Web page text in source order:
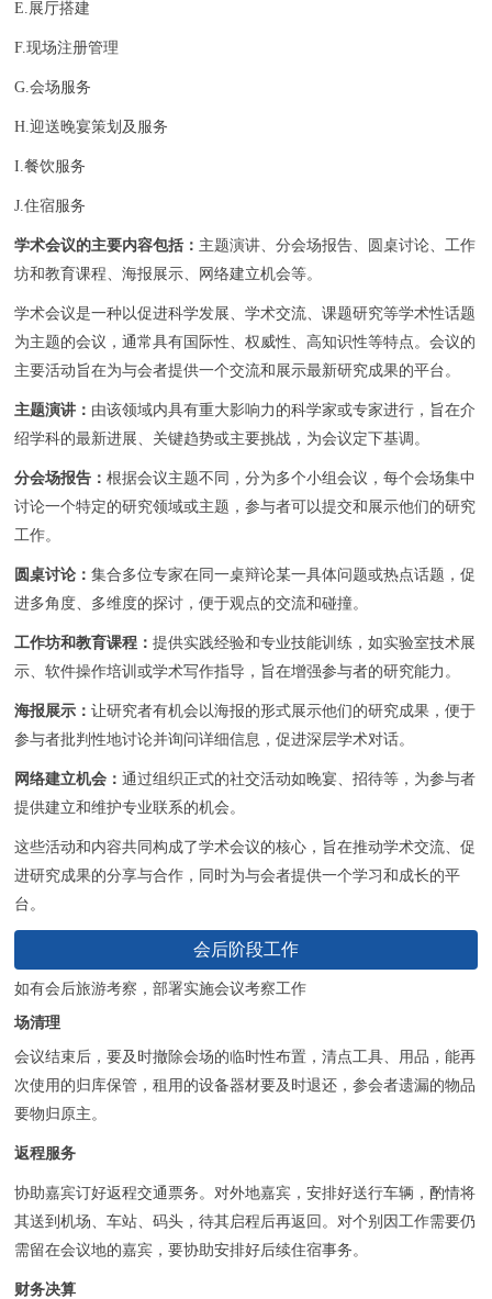
E.展厅搭建
F.现场注册管理
G.会场服务
H.迎送晚宴策划及服务
I.餐饮服务
J.住宿服务
学术会议的主要内容包括： 主题演讲、分会场报告、圆桌讨论、工作
坊和教育课程、海报展示、网络建立机会等。
学术会议是一种以促进科学发展、学术交流、课题研究等学术性话题
为主题的会议，通常具有国际性、权威性、高知识性等特点。会议的
主要活动旨在为与会者提供一个交流和展示最新研究成果的平台。
主题演讲： 由该领域内具有重大影响力的科学家或专家进行，旨在介
绍学科的最新进展、关键趋势或主要挑战，为会议定下基调。
分会场报告：根据会议主题不同，分为多个小组会议，每个会场集中
讨论一个特定的研究领域或主题，参与者可以提交和展示他们的研究
工作。
圆桌讨论：集合多位专家在同一桌辩论某一具体问题或热点话题，促
进多角度、多维度的探讨，便于观点的交流和碰撞。
工作坊和教育课程：提供实践经验和专业技能训练，如实验室技术展
示、软件操作培训或学术写作指导，旨在增强参与者的研究能力。
海报展示：让研究者有机会以海报的形式展示他们的研究成果，便于
参与者批判性地讨论并询问详细信息，促进深层学术对话。
网络建立机会：通过组织正式的社交活动如晚宴、招待等，为参与者
提供建立和维护专业联系的机会。
这些活动和内容共同构成了学术会议的核心，旨在推动学术交流、促
进研究成果的分享与合作，同时为与会者提供一个学习和成长的平
台。
会后阶段工作
如有会后旅游考察，部署实施会议考察工作
场清理
会议结束后，要及时撤除会场的临时性布置，清点工具、用品，能再
次使用的归库保管，租用的设备器材要及时退还，参会者遗漏的物品
要物归原主。
返程服务
协助嘉宾订好返程交通票务。对外地嘉宾，安排好送行车辆，酌情将
其送到机场、车站、码头，待其启程后再返回。对个别因工作需要仍
需留在会议地的嘉宾，要协助安排好后续住宿事务。
财务决算